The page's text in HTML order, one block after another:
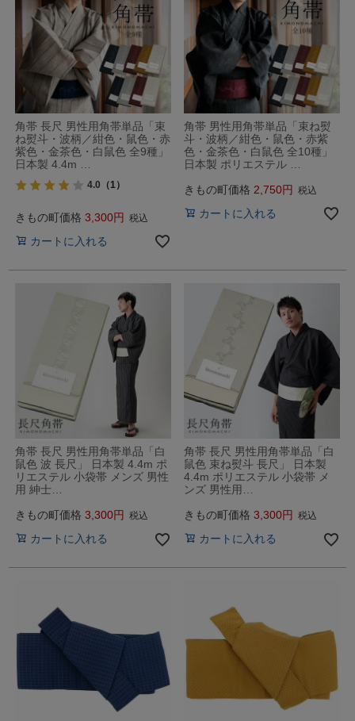
角帯 長尺 男性用角帯単品「束
ね熨斗・波柄／紺色・鼠色・赤
紫色・金茶色・白鼠色 全9種」
日本製 4.4m …
4.0 （1）
きもの町価格 3,300 税込
カートに入れる
角帯 男性用角帯単品「束ね熨
斗・波柄／紺色・鼠色・赤紫
色・金茶色・白鼠色 全10種」
日本製 ポリエステル …
きもの町価格 2,750 税込
カートに入れる
角帯 長尺 男性用角帯単品「白
鼠色 波 長尺」 日本製 4.4m ポ
リエステル 小袋帯 メンズ 男性
用 紳士…
きもの町価格 3,300 税込
カートに入れる
角帯 長尺 男性用角帯単品「白
鼠色 束ね熨斗 長尺」 日本製
4.4m ポリエステル 小袋帯 メ
ンズ 男性用…
きもの町価格 3,300 税込
カートに入れる